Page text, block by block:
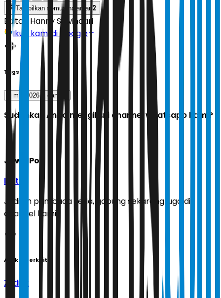
Tampilkan semua halaman 2
Editor: Hanny Suwindari
Ikuti kami di Google
Tags
9 mei 2026 cancer
Sudahkah Anda mengikuti channel whatsapp kami?
Jawa Pos
Ikuti
Jadilah pembaca setia, gabung sekarang juga di
channel kami!
Artikel Terkait
Zodiak